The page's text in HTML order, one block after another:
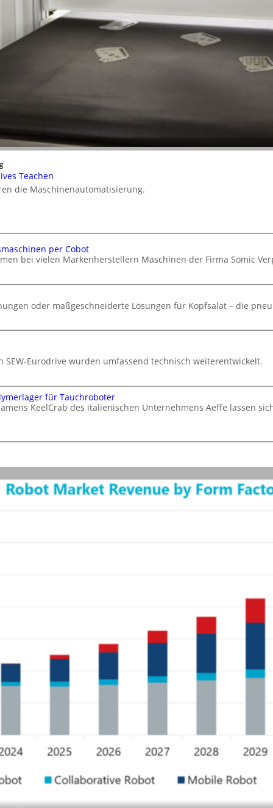
Teachen
die Maschinenautomatisierung.
per Cobot
bei vielen Markenherstellern Maschinen der Firma Somic
oder maßgeschneiderte Lösungen für Kopfsalat – die
SEW-Eurodrive wurden umfassend technisch weiterentwickelt.
für Tauchroboter
KeelCrab des italienischen Unternehmens Aeffe lassen